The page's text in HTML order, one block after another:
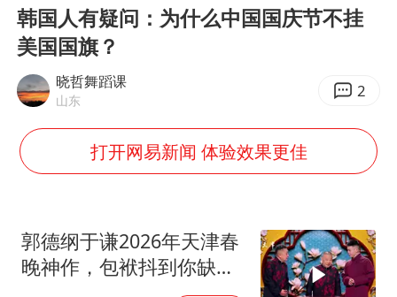
白海豚在海上打了个结
方桃子代言广告视频已下架
辽宁省深化扫黑除恶专项斗争
WTT横滨冠军赛女单四强国乒占三席
浙江省发出今年第2号指挥长令
韩国人有疑问：为什么中国国庆节不挂
美国国旗？
晓哲舞蹈课
山东 2
打开网易新闻 体验效果更佳
郭德纲于谦2026年天津春
晚神作，包袱抖到你缺氧